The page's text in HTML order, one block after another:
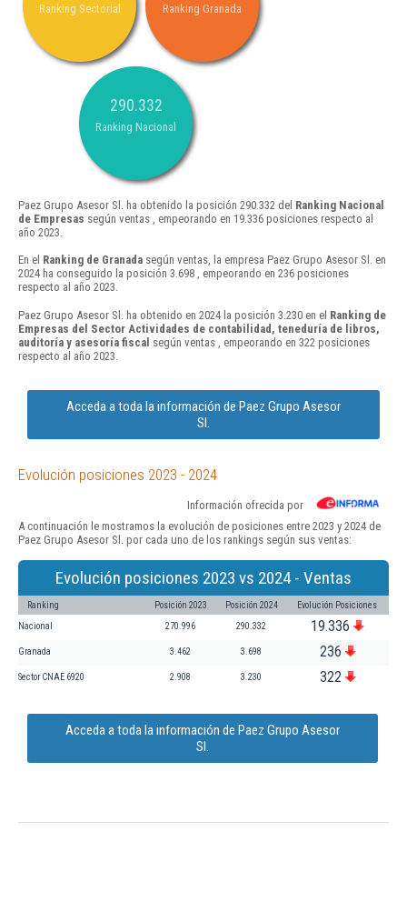
Ranking Sectorial Ranking Granada
290.332
Ranking Nacional
Paez Grupo Asesor Sl. ha obtenido la posición 290.332 del Ranking Nacional
de Empresas según ventas , empeorando en 19.336 posiciones respecto al
año 2023.
En el Ranking de Granada según ventas, la empresa Paez Grupo Asesor Sl. en
2024 ha conseguido la posición 3.698 , empeorando en 236 posiciones
respecto al año 2023.
Paez Grupo Asesor Sl. ha obtenido en 2024 la posición 3.230 en el Ranking de
Empresas del Sector Actividades de contabilidad, teneduría de libros,
auditoría y asesoría fiscal según ventas , empeorando en 322 posiciones
respecto al año 2023.
Acceda a toda la información de Paez Grupo Asesor
Sl.
Evolución posiciones 2023 - 2024
Información ofrecida por
A continuación le mostramos la evolución de posiciones entre 2023 y 2024 de
Paez Grupo Asesor Sl. por cada uno de los rankings según sus ventas:
Evolución posiciones 2023 vs 2024 - Ventas
Ranking Posición 2023 Posición 2024 Evolución Posiciones
Nacional 270.996 290.332 19.336
Granada 3.462 3.698 236
Sector CNAE 6920 2.908 3.230 322
Acceda a toda la información de Paez Grupo Asesor
Sl.